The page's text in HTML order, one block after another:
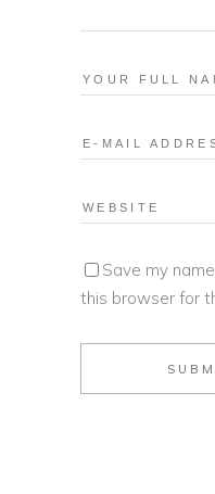
Save my
this browser for